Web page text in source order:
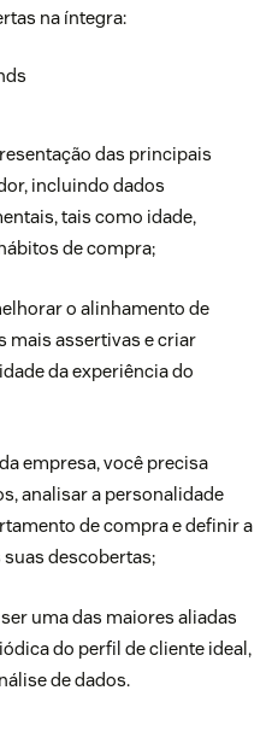
na íntegra:
das principais
incluindo dados
tais como idade,
de compra;
o alinhamento de
mais assertivas e criar
da experiência do
empresa, você precisa
analisar a personalidade
de compra e definir a
descobertas;
uma das maiores aliadas
do perfil de cliente ideal,
de dados.